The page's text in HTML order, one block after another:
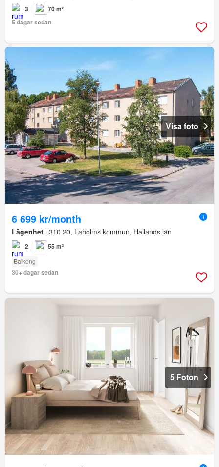
3
70 m²
5 dagar sedan
Visa foto
6 699 kr/month
Lägenhet i 310 20, Laholms kommun, Hallands län
2 55 m²
Balkong
30+ dagar sedan
5 Foton